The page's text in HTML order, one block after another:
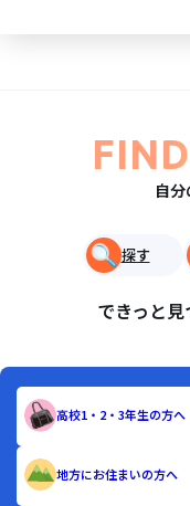
自
探す
できっと見
高校1・2・3年生の方へ
地方にお住まいの方へ